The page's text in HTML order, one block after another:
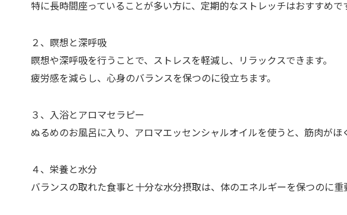
特に長時間座っていることが多い方に、定期的なストレッチはおすすめで
２、瞑想と深呼吸
瞑想や深呼吸を行うことで、ストレスを軽減し、リラックスできます。
疲労感を減らし、心身のバランスを保つのに役立ちます。
３、入浴とアロマセラピー
ぬるめのお風呂に入り、アロマエッセンシャルオイルを使うと、筋肉が
４、栄養と水分
バランスの取れた食事と十分な水分摂取は、体のエネルギーを保つのに